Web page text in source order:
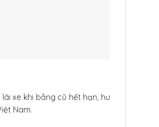
xe khi bằng cũ hết hạn, hư
Nam.